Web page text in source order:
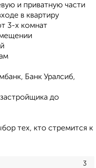
и приватную части
в квартиру
3-х комнат
Банк Уралсиб,
до
тех, кто стремится к
3